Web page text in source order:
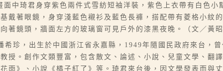
中琦君身穿紫色兩件式雪紡短袖洋裝，紫色上衣帶有白色
戴著眼鏡，身穿淺藍色襯衫及藍色長褲，搭配帶有菱格小紋
著鏡頭，牆面左方的玻璃窗可見戶外的漆黑夜晚。（文／黃
珍，出生於中國浙江省永嘉縣，1949年隨國民政府來台，
授。創作文類豐富，包含散文、論述、小說、兒童文學、翻
雨》、小說《橘子紅了》等。琦君來台後，因文學發表而與